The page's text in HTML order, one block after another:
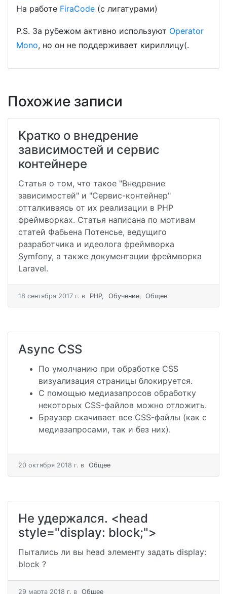
На работе FiraCode (с лигатурами)
P.S. За рубежом активно используют Operator
Mono, но он не поддерживает кириллицу(.
Похожие записи
Кратко о внедрение
зависимостей и сервис
контейнере
Cтатья о том, что такое "Внедрение
зависимостей" и "Сервис-контейнер"
отталкиваясь от их реализации в PHP
фреймворках. Статья написана по мотивам
статей Фабьена Потенсье, ведущиго
разработчика и идеолога фреймворка
Symfony, а также документации фреймворка
Laravel.
18 сентября 2017 г. в PHP, Обучение, Общее
Async CSS
По умолчанию при обработке CSS
визуализация страницы блокируется.
С помощью медиазапросов обработку
некоторых CSS-файлов можно отложить.
Браузер скачивает все CSS-файлы (как с
медиазапросами, так и без них).
20 октября 2018 г. в Общее
Не удержался. <head
style="display: block;">
Пытались ли вы head элементу задать display:
block ?
29 мартa 2018 г. в Общее